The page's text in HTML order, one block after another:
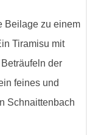
Beilage zu einem
Tiramisu mit
der
feines und
Schnaittenbach